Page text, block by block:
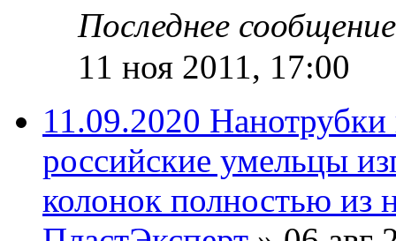
Последнее
11 ноя 2011, 17:00
11.09.2020 Нанотрубки
российские умельцы
колонок полностью из